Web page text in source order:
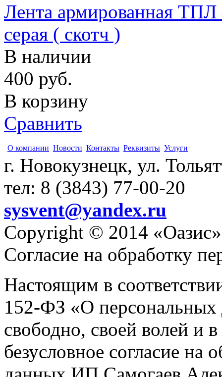
Лента армированная
серая ( скотч )
В наличии
400 руб.
В корзину
Сравнить
О компании Новости Контакты Реквизиты Услуги
г. Новокузнецк, ул.
тел: 8 (3843) 77-00-20
sysvent@yandex.ru
Copyright © 2014 «Оазис»
Согласие на обработку
Настоящим в
152-ФЗ «О персональных
свободно, своей волей и
безусловное согласие на